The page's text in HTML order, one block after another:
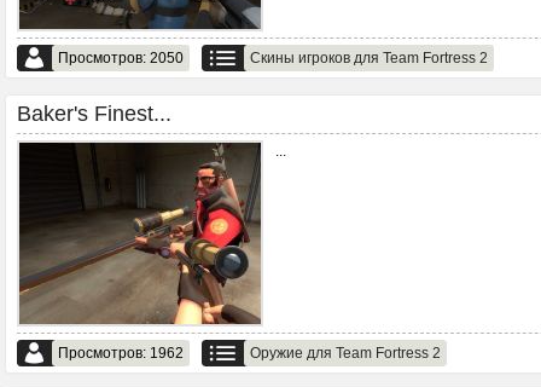
Просмотров: 2050 Скины игроков для Team Fortress 2
Baker's Finest...
...
Просмотров: 1962 Оружие для Team Fortress 2